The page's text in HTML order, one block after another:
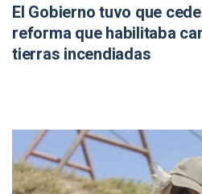
El Gobierno tuvo que
reforma que habilitaba
tierras incendiadas